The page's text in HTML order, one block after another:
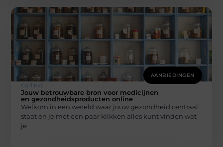
AANBIEDINGEN
Carlinks
Jouw betrouwbare bron voor medicijnen
en gezondheidsproducten online
Welkom in een wereld waar jouw gezondheid centraal
staat en je met een paar klikken alles kunt vinden wat
je